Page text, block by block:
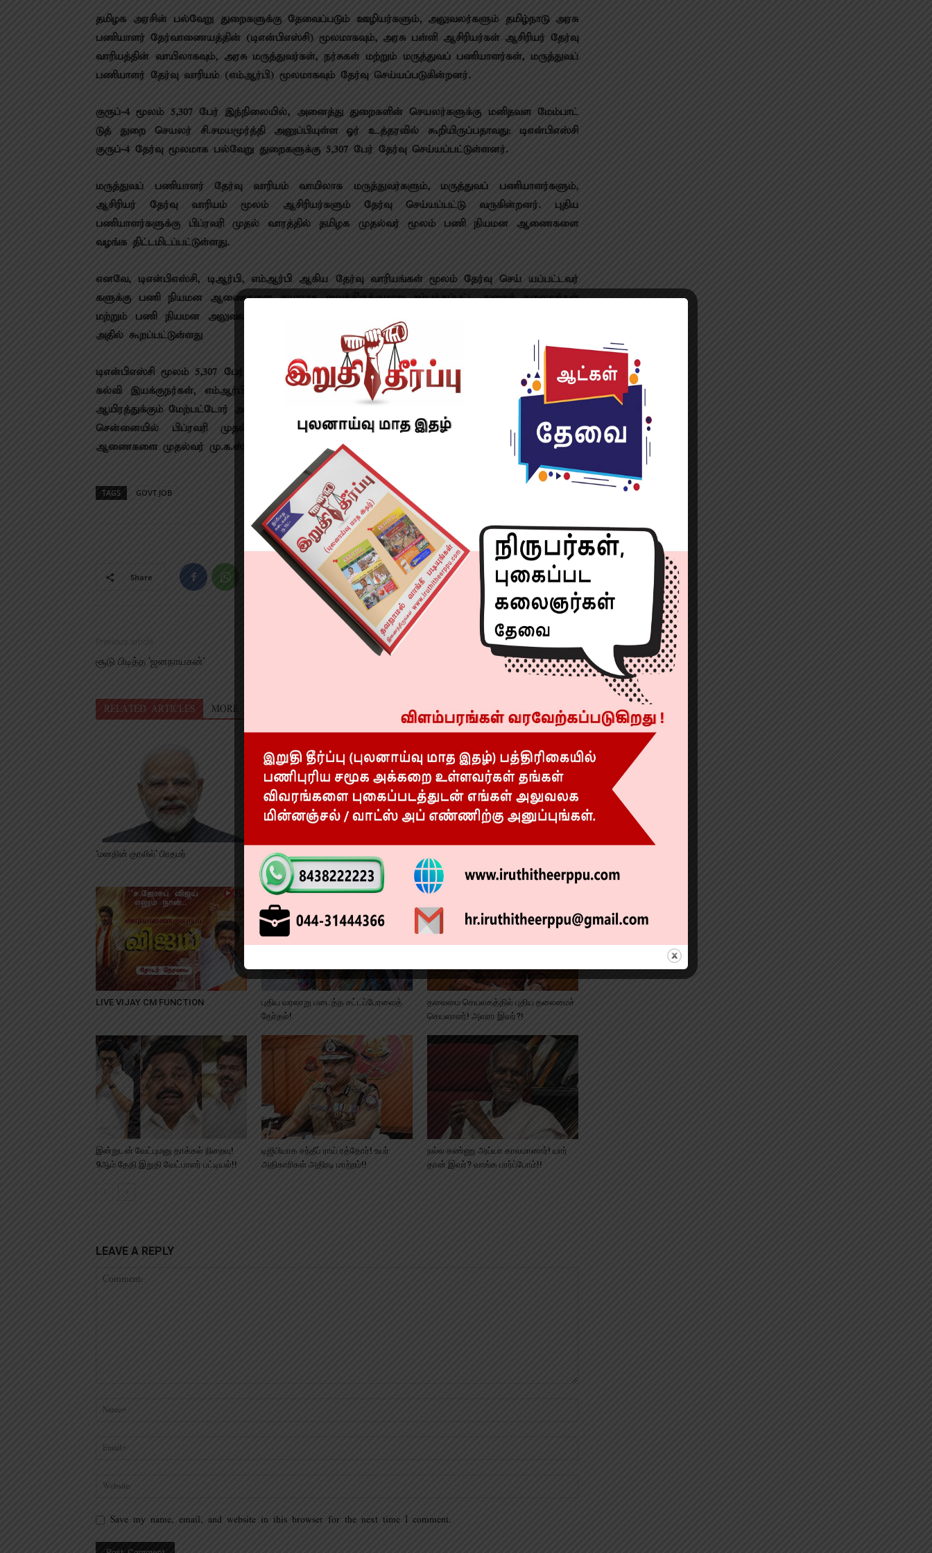
தமிழக அரசின் பல்​வேறு துறை​களுக்கு தேவைப்​படும் ஊழியர்​களும், அலு​வலர்​களும் தமிழ்​நாடு அரசு
பணி​யாளர் தேர்​வாணை​யத்​தின் (டிஎன்​பிஎஸ்​சி) மூல​மாக​வும், அரசு பள்ளி ஆசிரியர்​கள் ஆசிரியர் தேர்வு
வாரி​யத்​தின் வாயி​லாக​வும், அரசு மருத்​து​வர்​கள், நர்​சுகள் மற்​றும் மருத்​து​வப் பணி​யாளர்​கள், மருத்​து​வப்
பணி​யாளர் தேர்வு வாரி​யம் (எம்​ஆர்​பி) மூல​மாக​வும் தேர்வு செய்​யப்​படு​கின்​றனர்.
குரூப்-4 மூலம் 5,307 பேர் இந்​நிலை​யில், அனைத்து துறை​களின் செயலர்​களுக்கு மனிதவள மேம்​பாட்​
டுத் துறை செயலர் சி.சமயமூர்த்தி அனுப்​பி​யுள்ள ஓர் உத்​தர​வில் கூறி​யிருப்​ப​தாவது: டிஎன்​பிஎஸ்சி
குருப்-4 தேர்வு மூல​மாக பல்​வேறு துறை​களுக்கு 5,307 பேர் தேர்வு செய்​யப்​பட்​டுள்​ளனர்.
மருத்​து​வப் பணி​யாளர் தேர்வு வாரியம் வாயி​லாக மருத்​து​வர்​களும், மருத்​து​வப் பணி​யாளர்​களும்,
ஆசிரியர் தேர்வு வாரி​யம் மூலம் ஆசிரியர்​களும் தேர்வு செய்​யப்​பட்டு வரு​கின்​றனர். புதிய
பணியாளர்களுக்கு பிப்​ர​வரி முதல் வாரத்​தில் தமிழக முதல்​வர் மூலம் பணி நியமன ஆணைகளை
வழங்க திட்​ட​மிடப்​பட்​டுள்​ளது.
எனவே, டிஎன்​பிஎஸ்​சி, டிஆர்​பி, எம்​ஆர்பி ஆகிய தேர்வு வாரி​யங்​கள் மூலம் தேர்வு செய் ​யப்​பட்​ட​வர்​
களுக்கு பணி நியமன ஆணைகளை தயா​ராக வைத்​திருக்​கு​மாறு சம்​பந்​தப்​பட்ட துறைத் தலை​வர்​கள்
மற்​றும் பணி நியமன அலு​வலர்​களுக்கு செயலர்​கள் உரிய அறி​வுரை வழங்க வேண்​டும். இவ்​வாறு
அதில் கூறப்​பட்​டுள்​ளது
டிஎன்​பிஎஸ்சி மூலம் 5,307 பேர், டிஆர்பி மூலம் 1,700 முதுகலை பட்​ட​தாரி ஆசிரியர்​கள் மற்​றும் உடற்​
கல்வி இயக்​குநர்​கள், எம்​ஆர்பி வாயி​லாக ஏறத்​தாழ 3 ஆயிரம் மருத்​து​வப் பணி​யாளர்​கள் என 10
ஆயிரத்​துக்​கும் மேற்​பட்​டோர் அரசு பணி​களுக்கு தேர்வு செய்​யப்​பட்​டுள்​ளனர். இவர்​கள் அனை​வருக்​கும்
சென்​னை​யில் பிப்​ர​வரி முதல் வாரத்​தில் நடை​பெறும் பிரம்​மாண்ட விழா​வில் பணி நியமன
ஆணைகளை முதல்​வர் மு.க.ஸ்​டா​லின் வழங்க உள்​ளார்.
TAGS GOVT JOB
Share
Previous article
சூடு பிடித்த ‘ஜனநாயகன்’ லஞ்சம் வாங்கிய உதவியாளர்! சிக்கியது எப்படி?!
RELATED ARTICLES MORE FROM AUTHOR
‘மனதின் குரலில்’ பிரதமர்
பயிர் கடன் முழுமையாக தள்ளுபடி!
தொடருமா?!
என்ன?!
LIVE VIJAY CM FUNCTION
புதிய வரலாறு படைத்த சட்டப்பேரவைத்
தேர்தல்!
தலைமை செயலகத்தில் புதிய தலைமைச்
செயலாளர்! அவரா இவர்?!
இன்றுடன் வேட்புமனு தாக்கல் நிறைவு!
9ஆம் தேதி இறுதி வேட்பாளர் பட்டியல்!!
டிஜிபியாக சந்தீப் ராய் ரத்தோர்! உயர்
அதிகாரிகள் அதிரடி மாற்றம்!!
நல்ல கண்ணு அய்யா காலமானார்! யார்
தான் இவர்? வாங்க பார்ப்போம்!!
LEAVE A REPLY
Save my name, email, and website in this browser for the next time I comment.